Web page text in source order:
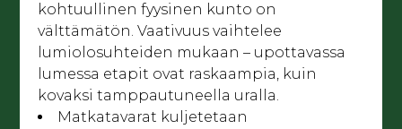
kohtuullinen fyysinen kunto on
välttämätön. Vaativuus vaihtelee
lumiolosuhteiden mukaan – upottavassa
lumessa etapit ovat raskaampia, kuin
kovaksi tamppautuneella uralla.
Matkatavarat kuljetetaan